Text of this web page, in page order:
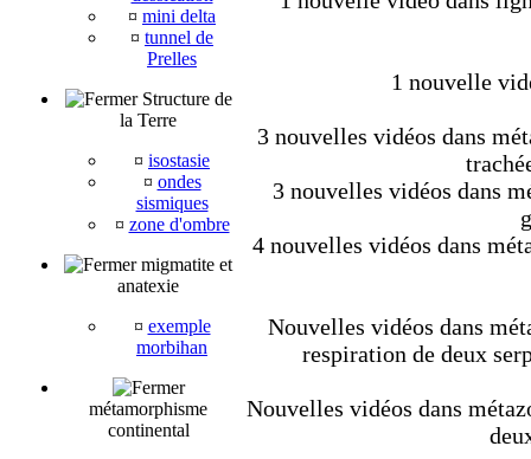
¤ mini delta
¤ tunnel de
Prelles
Structure de
la Terre
¤ isostasie
¤ ondes
sismiques
¤ zone d'ombre
migmatite et
anatexie
¤ exemple
morbihan
métamorphisme
continental
1 nouvelle
3 nouvelles vidéos dans
3 nouvelles vidéos dans
4 nouvelles vidéos dans
Nouvelles vidéos dans
respiration de deux
Nouvelles vidéos dans